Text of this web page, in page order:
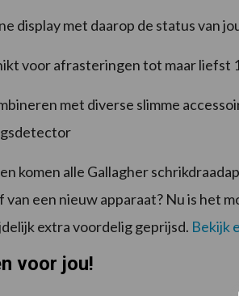
display met daarop de status van
voor afrasteringen tot maar liefst
met diverse slimme
komen alle Gallagher
van een nieuw apparaat? Nu is het
extra voordelig geprijsd. Bekijk
voor jou!